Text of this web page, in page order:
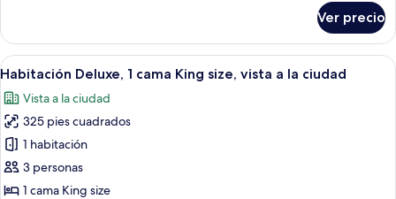
Queen
size
tradicional,
camas
size
Ver precio
Abrir
todas
las
fotos
de
Habitación
Deluxe,
Una habitación de hotel con una
5
Habitación Deluxe, 1 cama King size, vista a la ciudad
Vista a la ciudad
325 pies cuadrados
1 habitación
3 personas
1 cama King size